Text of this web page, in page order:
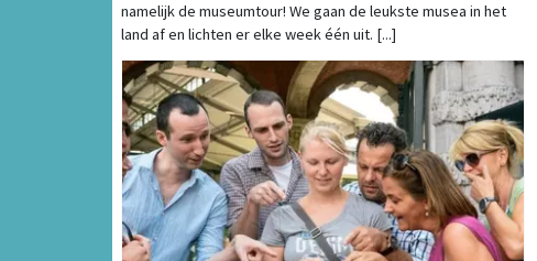
namelijk de museumtour! We gaan de leukste musea in het
land af en lichten er elke week één uit. [...]